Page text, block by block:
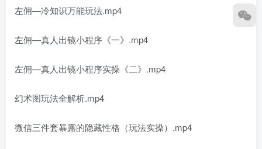
左佣—冷知识万能玩法.mp4
左佣—真人出镜小程序《一》.mp4
左佣—真人出镜小程序实操《二》.mp4
幻术图玩法全解析.mp4
微信三件套暴露的隐藏性格（玩法实操）.mp4